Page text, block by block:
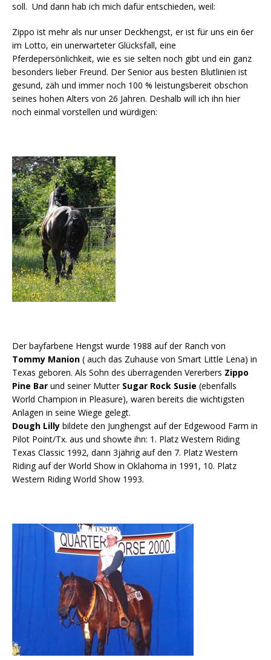
soll. Und dann hab ich mich dafür entschieden, weil:
Zippo ist mehr als nur unser Deckhengst, er ist für uns ein 6er
im Lotto, ein unerwarteter Glücksfall, eine
Pferdepersönlichkeit, wie es sie selten noch gibt und ein ganz
besonders lieber Freund. Der Senior aus besten Blutlinien ist
gesund, zäh und immer noch 100 % leistungsbereit obschon
seines hohen Alters von 26 Jahren. Deshalb will ich ihn hier
noch einmal vorstellen und würdigen:
Der bayfarbene Hengst wurde 1988 auf der Ranch von
Tommy Manion ( auch das Zuhause von Smart Little Lena) in
Texas geboren. Als Sohn des überragenden Vererbers Zippo
Pine Bar und seiner Mutter Sugar Rock Susie (ebenfalls
World Champion in Pleasure), waren bereits die wichtigsten
Anlagen in seine Wiege gelegt.
Dough Lilly bildete den Junghengst auf der Edgewood Farm in
Pilot Point/Tx. aus und showte ihn: 1. Platz Western Riding
Texas Classic 1992, dann 3jährig auf den 7. Platz Western
Riding auf der World Show in Oklahoma in 1991, 10. Platz
Western Riding World Show 1993.